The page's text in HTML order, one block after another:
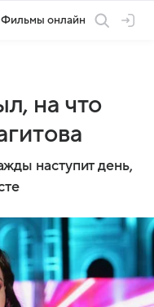
Фильмы онлайн
на что
наступит день,